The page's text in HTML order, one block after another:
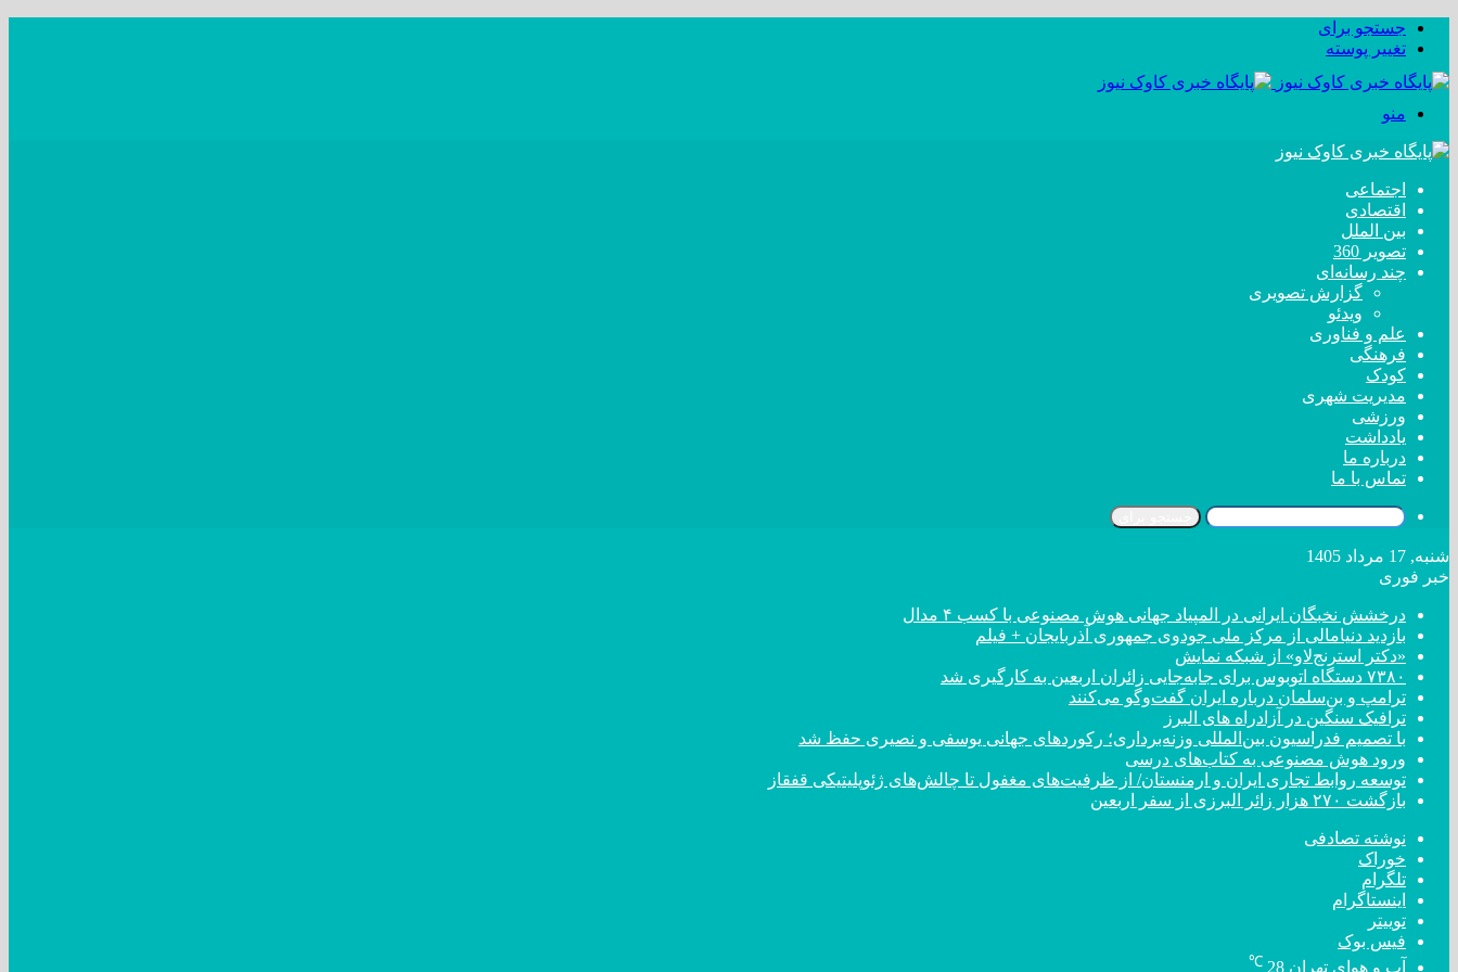
جستجو برای
تغییر پوسته
منو
اجتماعی
اقتصادی
بین الملل
تصویر 360
چند رسانه‌ای
گزارش تصویری
ویدئو
علم و فناوری
فرهنگی
کودک
مدیریت شهری
ورزشی
یادداشت
درباره ما
تماس با ما
شنبه, 17 مرداد 1405
خبر فوری
درخشش نخبگان ایرانی در المپیاد جهانی هوش مصنوعی با کسب ۴ مدال
بازدید دنیامالی از مرکز ملی جودوی جمهوری آذربایجان + فیلم
«دکتر استرنج‌لاو» از شبکه نمایش
۷۳۸۰ دستگاه اتوبوس برای جابه‌جایی زائران اربعین به کارگیری شد
ترامپ و بن‌سلمان درباره ایران گفت‌و‌گو می‌کنند
ترافیک سنگین در آزادراه های البرز
با تصمیم فدراسیون بین‌المللی وزنه‌برداری؛ رکورد‌های جهانی یوسفی و نصیری حفظ شد
ورود هوش مصنوعی به کتاب‌های درسی
توسعه روابط تجاری ایران و ارمنستان/ از ظرفیت‌های مغفول تا چالش‌های ژئوپلیتیکی قفقاز
بازگشت ۲۷۰ هزار زائر البرزی از سفر اربعین
نوشته تصادفی
خوراک
تلگرام
اینستاگرام
توییتر
فیس بوک
آب و هوای تهران 28
℃